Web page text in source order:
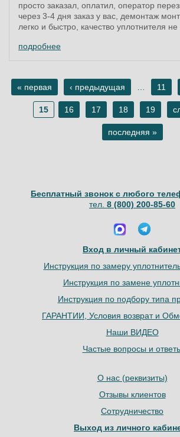
просто заказал, оплатил, оператор
через 3-4 дня заказ у вас, демонтаж
легко и быстро, качество уплотнителя не
подробнее
Страницы
« первая ‹ предыдущая 11
15 16 17 18 19
последняя »
Бесплатный звонок с любого
тел. 8 (800) 200-85-60
Вход в личный
Инструкция по замеру
Инструкция по замене
Инструкция по подбору типа
ГАРАНТИИ, Условия возврат и
Наши ВИДЕО
Частые вопросы и
О нас (реквизиты)
Отзывы клиентов
Сотрудничество
Выход из личного